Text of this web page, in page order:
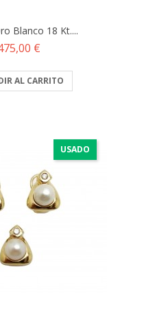
Blanco 18 Kt....
€
AL CARRITO
USADO